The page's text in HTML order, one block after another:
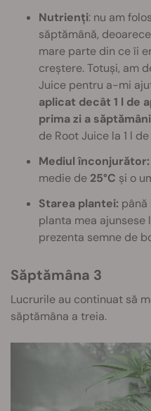
Nutrienți: nu am
săptămână,
mare parte din ce îi
creștere. Totuși, am
Juice pentru a-mi
aplicat decât 1 l de
prima zi a
de Root Juice la 1 l
Mediul înconjurător:
medie de 25°C și o
Starea plantei: până
planta mea ajunsese
prezenta semne de
Săptămâna 3
Lucrurile au continuat să
săptămâna a treia.